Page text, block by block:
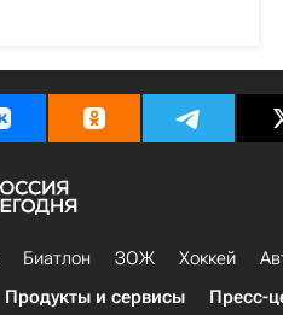
Биатлон ЗОЖ Хоккей
Продукты и сервисы Пресс-